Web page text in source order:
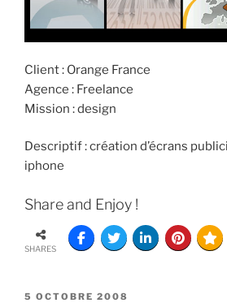
Client : Orange France
Agence : Freelance
Mission : design
Descriptif : création d’écrans
iphone
Share and Enjoy !
SHARES
5 OCTOBRE 2008